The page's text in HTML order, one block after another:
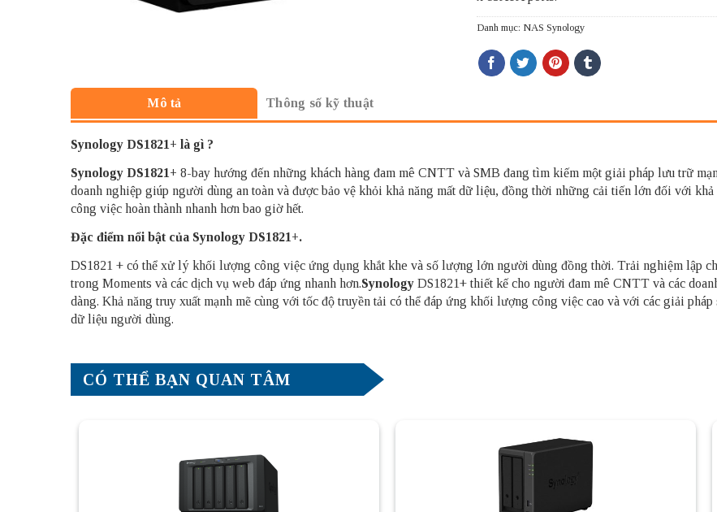
Danh mục: NAS Synology
Mô tả Thông số kỹ thuật
Synology DS1821+ là gì ?
Synology DS1821+ 8-bay hướng đến những khách hàng đam mê CNTT và SMB đang tìm kiếm một giải pháp lưu trữ
doanh nghiệp giúp người dùng an toàn và được bảo vệ khỏi khả năng mất dữ liệu, đồng thời những cải tiến lớn đối với
công việc hoàn thành nhanh hơn bao giờ hết.
Đặc điểm nổi bật của Synology DS1821+.
DS1821 + có thể xử lý khối lượng công việc ứng dụng khắt khe và số lượng lớn người dùng đồng thời. Trải nghiệm lập
trong Moments và các dịch vụ web đáp ứng nhanh hơn.Synology DS1821+ thiết kế cho người đam mê CNTT và các
dàng. Khả năng truy xuất mạnh mẽ cùng với tốc độ truyền tải có thể đáp ứng khối lượng công việc cao và với các giải pháp
dữ liệu người dùng.
CÓ THỂ BẠN QUAN TÂM